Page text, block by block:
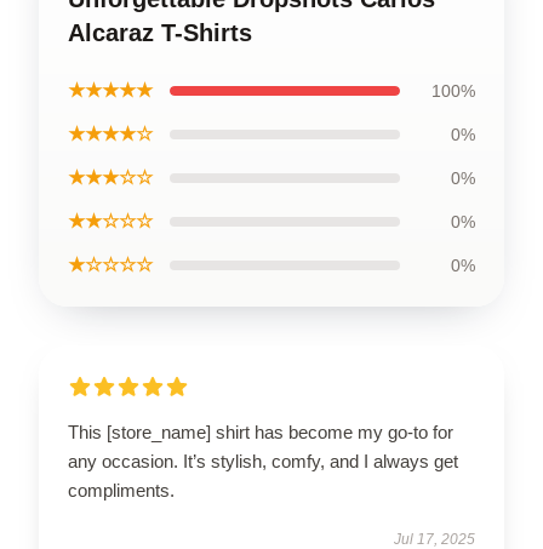
Alcaraz T-Shirts
★★★★★ 100%
★★★★☆ 0%
★★★☆☆ 0%
★★☆☆☆ 0%
★☆☆☆☆ 0%
This [store_name] shirt has become my go-to for
any occasion. It’s stylish, comfy, and I always get
compliments.
Jul 17, 2025